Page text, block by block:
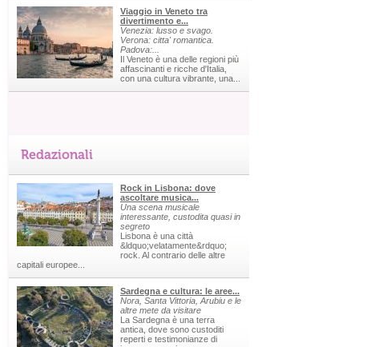
Viaggio in Veneto tra
divertimento e...
Venezia: lusso e svago.
Verona: citta' romantica.
Padova:...
Il Veneto è una delle regioni più
affascinanti e ricche d'Italia,
con una cultura vibrante, una...
Redazionali
Rock in Lisbona: dove
ascoltare musica...
Una scena musicale
interessante, custodita quasi in
segreto
Lisbona è una città
&ldquo;velatamente&rdquo;
rock. Al contrario delle altre
capitali europee...
Sardegna e cultura: le aree...
Nora, Santa Vittoria, Arubiu e le
altre mete da visitare
La Sardegna è una terra
antica, dove sono custoditi
reperti e testimonianze di